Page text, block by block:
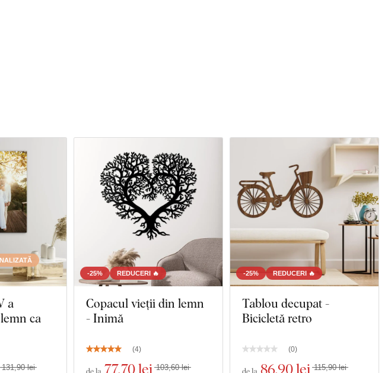
a
ca
131,90 lei
-25% REDUCERI 🔥
Copacul vieții din lemn
- Inimă
(4)
77,70 lei 103,60 lei
-25% REDUCERI 🔥
Tablou decupat -
Bicicletă retro
(0)
86,90 lei 115,90 lei